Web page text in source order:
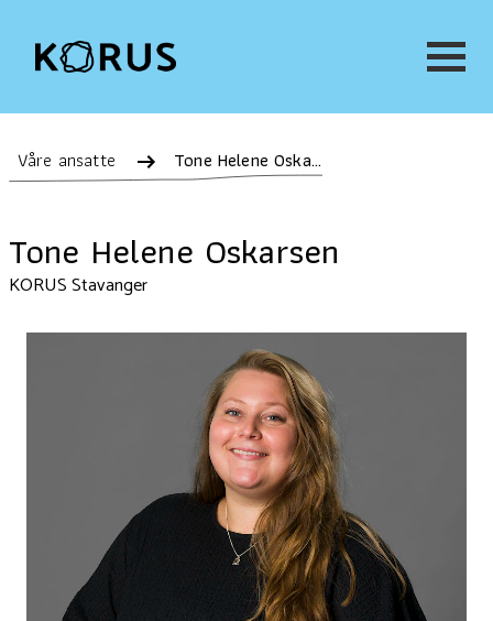
Våre ansatte Tone Helene Oskarsen
Tone Helene Oskarsen
KORUS Stavanger